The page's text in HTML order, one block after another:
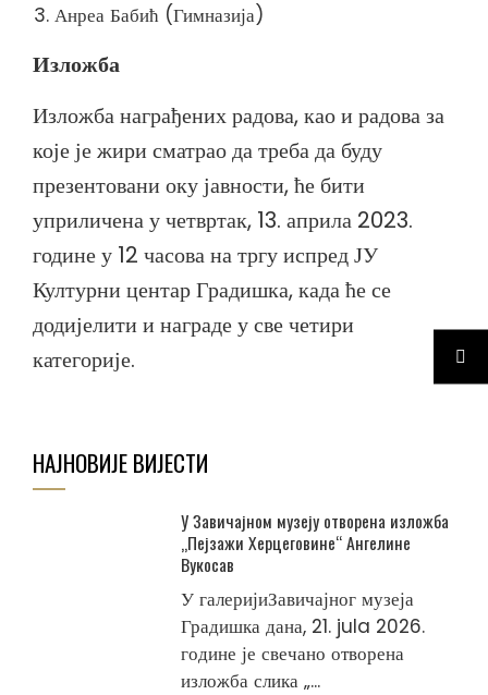
Анреа Бабић (Гимназија)
Изложба
Изложба награђених радова, као и радова за
које је жири сматрао да треба да буду
презентовани оку јавности, ће бити
уприличена у четвртак, 13. априла 2023.
године у 12 часова на тргу испред ЈУ
Културни центар Градишка, када ће се
додијелити и награде у све четири
категорије.
НАЈНОВИЈЕ ВИЈЕСТИ
У Завичајном музеју отворена изложба
„Пејзажи Херцеговине“ Ангелине
Вукосав
У галеријиЗавичајног музеја
Градишка дана, 21. jula 2026.
године је свечано отворена
изложба слика „...